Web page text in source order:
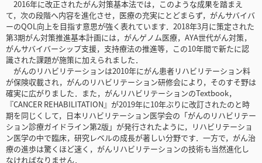
2016年に改正されたがん対策基本法では，このような成果を踏まえ
て，次の段階へ内容を進化させ，医療の充実にとどまらず，がんサバイバ
ーのQOL向上を目指す意思が強く表れています．2018年3月に策定された
第3期がん対策推進基本計画には，がんゲノム医療，AYA世代がん対策，
がんサバイバーシップ支援，支持療法の推進等，この10年間で新たに認
識された課題が施策に加えられました．
がんのリハビリテーションは2010年にがん患者リハビリテーション料
が保険収載され，がんのリハビリテーション研修会により，そのすそ野は
確実に広がりました．また，がんリハビリテーションのTextbook，
『CANCER REHABILITATION』が2019年に10年ぶりに改訂されたのと時
期を同じくして，日本リハビリテーション医学会の「がんのリハビリテー
ション診療ガイドライン第2版」が発行されたように，リハビリテーショ
ン医学の中で臨床，研究レベルの成長が著しい分野です．一方で，がん治
療の進歩は驚くほど速く，がんリハビリテーションの技術も当然進化し
なければなりません．